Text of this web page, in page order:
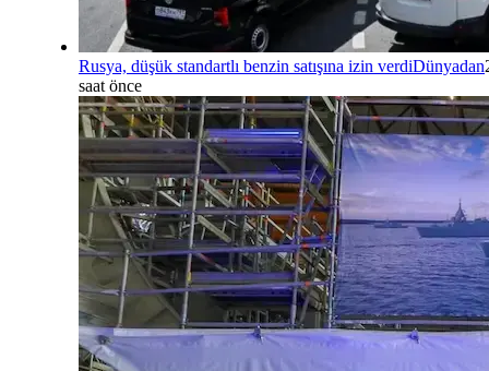
Rusya, düşük standartlı benzin satışına izin verdiDünyadan
saat önce